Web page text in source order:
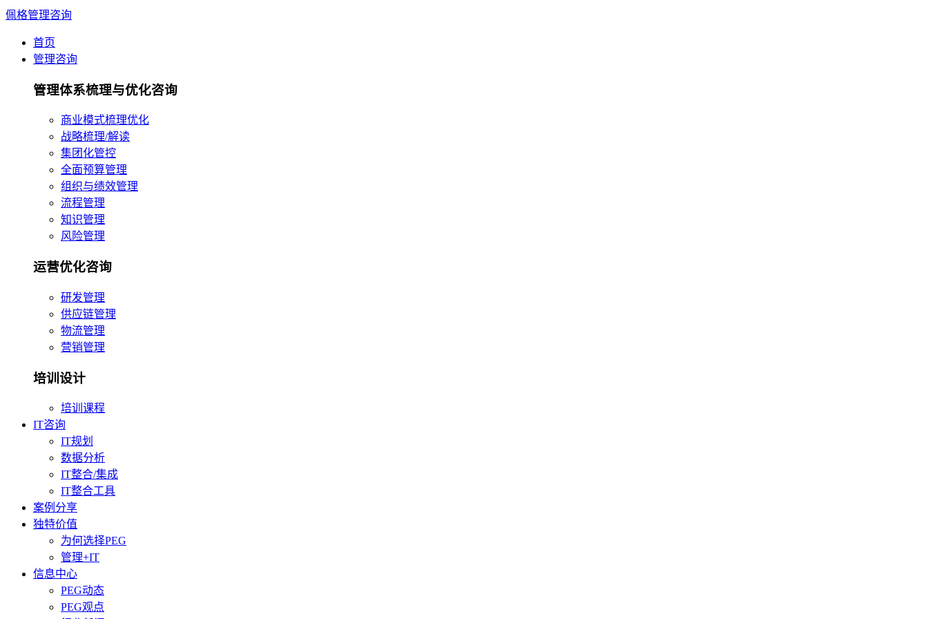
佩格管理咨询
首页
管理咨询
管理体系梳理与优化咨询
商业模式梳理优化
战略梳理/解读
集团化管控
全面预算管理
组织与绩效管理
流程管理
知识管理
风险管理
运营优化咨询
研发管理
供应链管理
物流管理
营销管理
培训设计
培训课程
IT咨询
IT规划
数据分析
IT整合/集成
IT整合工具
案例分享
独特价值
为何选择PEG
管理+IT
信息中心
PEG动态
PEG观点